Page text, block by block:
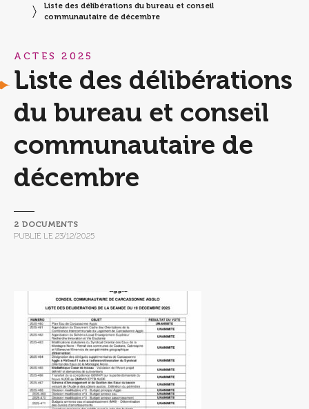
Liste des délibérations du bureau et conseil
communautaire de décembre
ACTES 2025
Liste des délibérations
du bureau et conseil
communautaire de
décembre
2 DOCUMENTS
PUBLIÉ LE 23/12/2025